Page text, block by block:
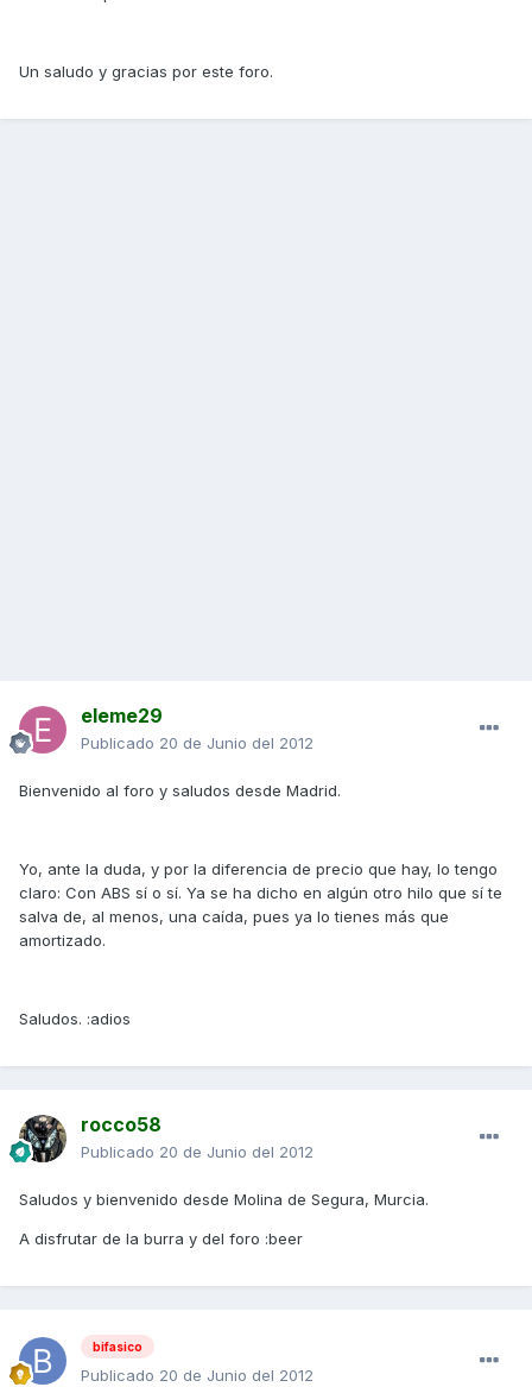
Un saludo y gracias por este foro.
eleme29
Publicado 20 de Junio del 2012
Bienvenido al foro y saludos desde Madrid.
Yo, ante la duda, y por la diferencia de precio que hay, lo tengo
claro: Con ABS sí o sí. Ya se ha dicho en algún otro hilo que sí te
salva de, al menos, una caída, pues ya lo tienes más que
amortizado.
Saludos. :adios
rocco58
Publicado 20 de Junio del 2012
Saludos y bienvenido desde Molina de Segura, Murcia.
A disfrutar de la burra y del foro :beer
bifasico
Publicado 20 de Junio del 2012